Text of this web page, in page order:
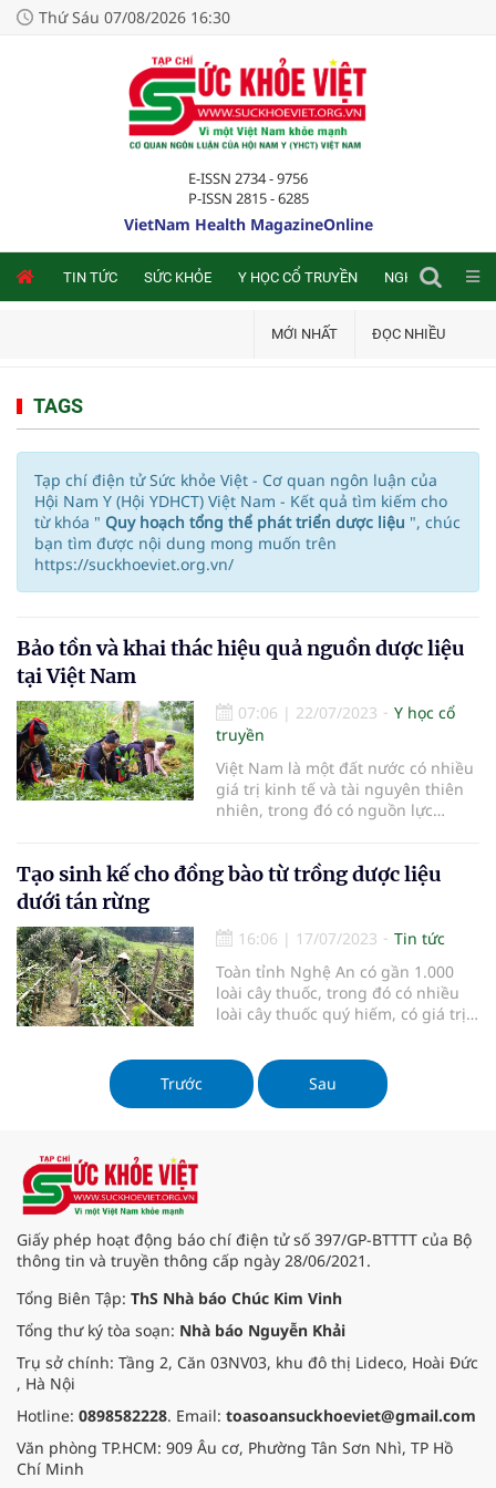
Thứ Sáu 07/08/2026 16:30
E-ISSN 2734 - 9756
P-ISSN 2815 - 6285
VietNam Health MagazineOnline
TIN TỨC SỨC KHỎE Y HỌC CỔ TRUYỀN NGHIÊN CỨU
MỚI NHẤT ĐỌC NHIỀU
TAGS
Tạp chí điện tử Sức khỏe Việt - Cơ quan ngôn luận của
Hội Nam Y (Hội YDHCT) Việt Nam - Kết quả tìm kiếm cho
từ khóa " Quy hoạch tổng thể phát triển dược liệu ", chúc
bạn tìm được nội dung mong muốn trên
https://suckhoeviet.org.vn/
Bảo tồn và khai thác hiệu quả nguồn dược liệu
tại Việt Nam
07:06 | 22/07/2023
Y học cổ
truyền
Việt Nam là một đất nước có nhiều
giá trị kinh tế và tài nguyên thiên
nhiên, trong đó có nguồn lực
xem là một kho thuốc quý.
Tạo sinh kế cho đồng bào từ trồng dược liệu
dưới tán rừng
16:06 | 17/07/2023
Tin tức
Toàn tỉnh Nghệ An có gần 1.000
loài cây thuốc, trong đó có nhiều
loài cây thuốc quý hiếm, có giá trị
Mường Lống, Huồi Tụ, Na Ngoi (Kỳ
Sơn), Tri Lễ, Hạnh Dịch (Quế
Phong), Quỳ Hợp, Con Cuông… đã
Trước Sau
Giấy phép hoạt động báo chí điện tử số 397/GP-BTTTT của Bộ
thông tin và truyền thông cấp ngày 28/06/2021.
Tổng Biên Tập: ThS Nhà báo Chúc Kim Vinh
Tổng thư ký tòa soạn: Nhà báo Nguyễn Khải
Trụ sở chính: Tầng 2, Căn 03NV03, khu đô thị Lideco, Hoài Đức
, Hà Nội
Hotline: 0898582228. Email: toasoansuckhoeviet@gmail.com
Văn phòng TP.HCM: 909 Âu cơ, Phường Tân Sơn Nhì, TP Hồ
Chí Minh